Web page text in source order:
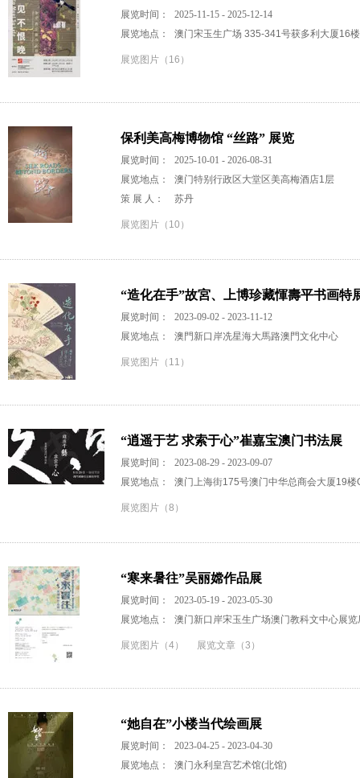
展览时间：
2025-11-15 - 2025-12-14
展览地点：
澳门宋玉生广场 335-341号获多利大厦16楼
展览图片（16）
保利美高梅博物馆 “丝路” 展览
展览时间：
2025-10-01 - 2026-08-31
展览地点：
澳门特别行政区大堂区美高梅酒店1层
策 展 人：
苏丹
展览图片（10）
“造化在手”故宮、上博珍藏惲壽平书画特
展览时间：
2023-09-02 - 2023-11-12
展览地点：
澳門新口岸冼星海大馬路澳門文化中心
展览图片（11）
“逍遥于艺 求索于心”崔嘉宝澳门书法展
展览时间：
2023-08-29 - 2023-09-07
展览地点：
澳门上海街175号澳门中华总商会大厦19楼
展览图片（8）
“寒来暑往”吴丽嫦作品展
展览时间：
2023-05-19 - 2023-05-30
展览地点：
澳门新口岸宋玉生广场澳门教科文中心展
展览图片（4） 展览文章（3）
“她自在”小楼当代绘画展
展览时间：
2023-04-25 - 2023-04-30
展览地点：
澳门永利皇宫艺术馆(北馆)